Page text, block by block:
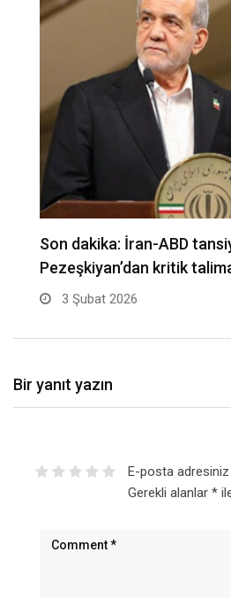
Almanya’da toplu taşıma
İhtar grevi hayatı…
2 Şubat 2026
Bir yanıt yazın
E-posta adresiniz
Gerekli alanlar *